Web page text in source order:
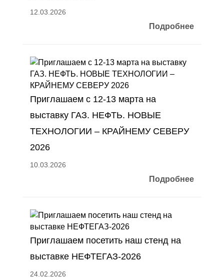
12.03.2026
Подробнее
Приглашаем с 12-13 марта на
выставку ГАЗ. НЕФТЬ. НОВЫЕ
ТЕХНОЛОГИИ – КРАЙНЕМУ СЕВЕРУ
2026
10.03.2026
Подробнее
Приглашаем посетить наш стенд на
выставке НЕФТЕГАЗ-2026
24.02.2026